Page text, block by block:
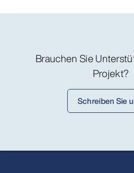
Brauchen Sie
Projekt?
Schreiben Sie